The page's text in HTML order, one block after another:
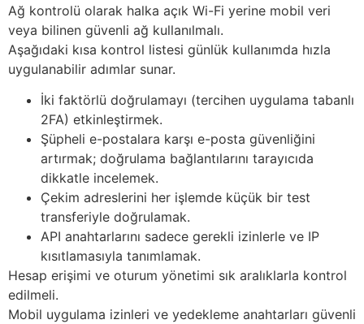
Ağ kontrolü olarak halka açık Wi-Fi yerine mobil veri
veya bilinen güvenli ağ kullanılmalı.
Aşağıdaki kısa kontrol listesi günlük kullanımda hızla
uygulanabilir adımlar sunar.
İki faktörlü doğrulamayı (tercihen uygulama tabanlı
2FA) etkinleştirmek.
Şüpheli e-postalara karşı e-posta güvenliğini
artırmak; doğrulama bağlantılarını tarayıcıda
dikkatle incelemek.
Çekim adreslerini her işlemde küçük bir test
transferiyle doğrulamak.
API anahtarlarını sadece gerekli izinlerle ve IP
kısıtlamasıyla tanımlamak.
Hesap erişimi ve oturum yönetimi sık aralıklarla kontrol
edilmeli.
Mobil uygulama izinleri ve yedekleme anahtarları güvenli